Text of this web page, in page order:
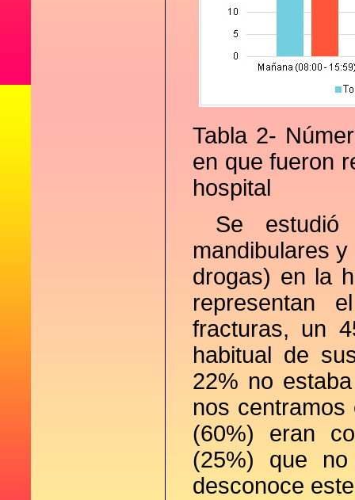
Tabla 2-
en que fueron
hospital
Se estudió
mandibulares
drogas) en la
representan
fracturas, un
habitual de
22% no
nos
(60%) eran
(25%) que
desconoce